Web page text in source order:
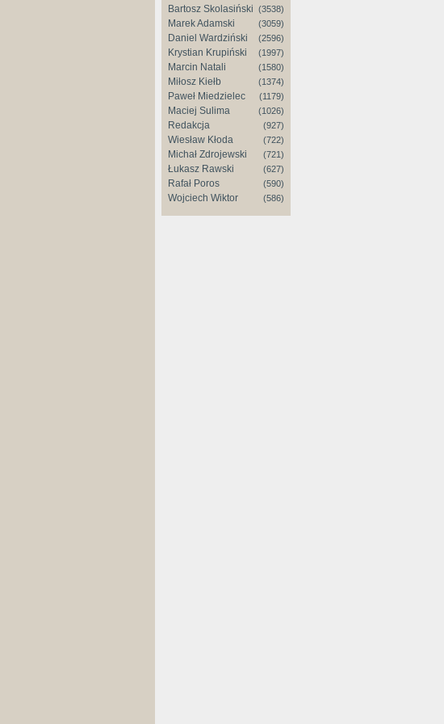
Bartosz Skolasiński (3538)
Marek Adamski (3059)
Daniel Wardziński (2596)
Krystian Krupiński (1997)
Marcin Natali (1580)
Miłosz Kiełb (1374)
Paweł Miedzielec (1179)
Maciej Sulima (1026)
Redakcja (927)
Wiesław Kłoda (722)
Michał Zdrojewski (721)
Łukasz Rawski (627)
Rafał Poros (590)
Wojciech Wiktor (586)